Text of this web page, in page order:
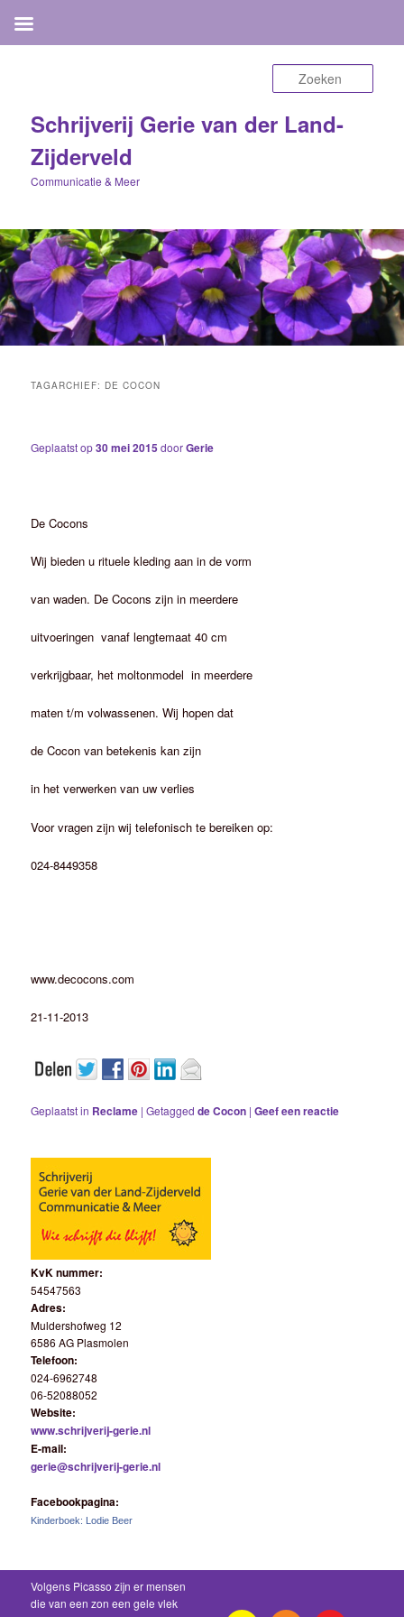
Schrijverij Gerie van der Land-
Zijderveld
Communicatie & Meer
TAGARCHIEF: DE COCON
Geplaatst op30 mei 2015 doorGerie
De Cocons
Wij bieden u rituele kleding aan in de vorm
van waden. De Cocons zijn in meerdere
uitvoeringen vanaf lengtemaat 40 cm
verkrijgbaar, het moltonmodel in meerdere
maten t/m volwassenen. Wij hopen dat
de Cocon van betekenis kan zijn
in het verwerken van uw verlies
Voor vragen zijn wij telefonisch te bereiken op:
024-8449358
www.decocons.com
21-11-2013
Geplaatst in Reclame |Getagged de Cocon |Geef een reactie
KvK nummer:
54547563
Adres:
Muldershofweg 12
6586 AG Plasmolen
Telefoon:
024-6962748
06-52088052
Website:
www.schrijverij-gerie.nl
E-mail:
gerie@schrijverij-gerie.nl
Facebookpagina:
Kinderboek: Lodie Beer
Volgens Picasso zijn er mensen
die van een zon een gele vlek